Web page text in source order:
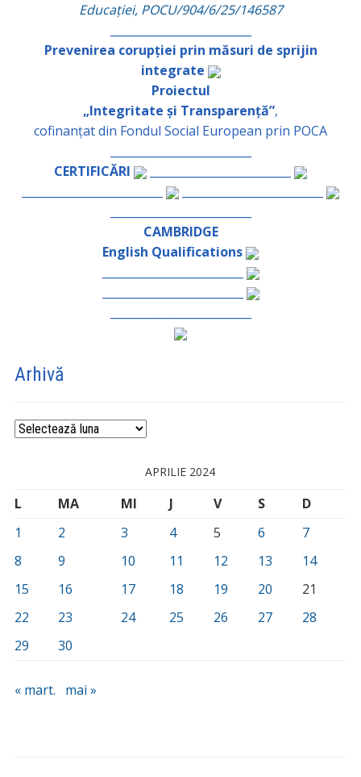
Educației, POCU/904/6/25/146587
Prevenirea corupției prin măsuri de sprijin
integrate
Proiectul
„Integritate și Transparență”,
cofinanțat din Fondul Social European prin POCA
CERTIFICĂRI
CAMBRIDGE
English Qualifications
Arhivă
Arhivă
APRILIE 2024
L MA MI J V S
D
1
2 3 4 5 6
7
8
9 10 11 12 13
14
15
16 17 18 19 20
21
22
23 24 25 26 27
28
29
30
« mart. mai »